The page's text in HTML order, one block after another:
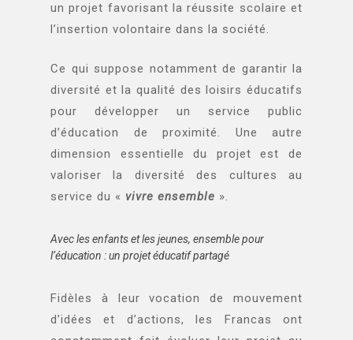
un projet favorisant la réussite scolaire et
l’insertion volontaire dans la société.
Ce qui suppose notamment de garantir la
diversité et la qualité des loisirs éducatifs
pour développer un service public
d’éducation de proximité. Une autre
dimension essentielle du projet est de
valoriser la diversité des cultures au
service du « vivre ensemble ».
Avec les enfants et les jeunes, ensemble pour
l’éducation : un projet éducatif partagé
Fidèles à leur vocation de mouvement
d’idées et d’actions, les Francas ont